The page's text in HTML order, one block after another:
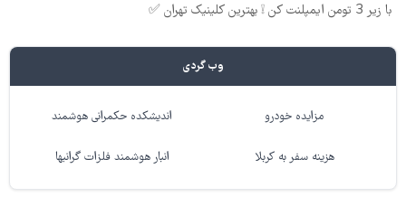
با زیر 3 تومن ایمپلنت کن ❕ بهترین کلینیک تهران ✅
وب گردی
مزایده خودرو اندیشکده حکمرانی هوشمند
هزینه سفر به کربلا انبار هوشمند فلزات گرانبها